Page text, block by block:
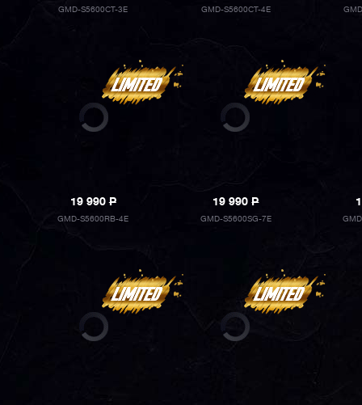
GMD-S5600CT-3E GMD-S5600CT-4E
19 990P
GMD-S5600RB-4E
19 990P
GMD-S5600SG-7E